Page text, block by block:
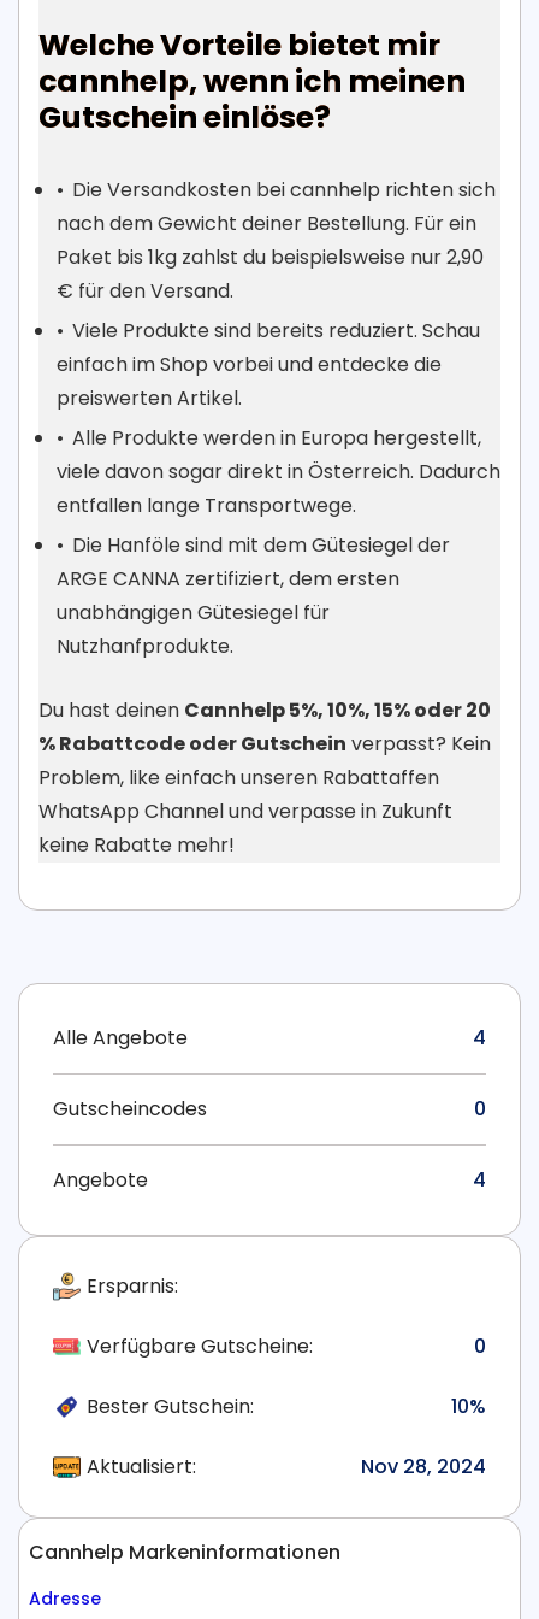
Welche Vorteile bietet mir
cannhelp, wenn ich meinen
Gutschein einlöse?
Die Versandkosten bei cannhelp richten sich
nach dem Gewicht deiner Bestellung. Für ein
Paket bis 1kg zahlst du beispielsweise nur 2,90
€ für den Versand.
Viele Produkte sind bereits reduziert. Schau
einfach im Shop vorbei und entdecke die
preiswerten Artikel.
Alle Produkte werden in Europa hergestellt,
viele davon sogar direkt in Österreich. Dadurch
entfallen lange Transportwege.
Die Hanföle sind mit dem Gütesiegel der
ARGE CANNA zertifiziert, dem ersten
unabhängigen Gütesiegel für
Nutzhanfprodukte.
Du hast deinen Cannhelp 5%, 10%, 15% oder 20
% Rabattcode oder Gutschein verpasst? Kein
Problem, like einfach unseren Rabattaffen
WhatsApp Channel und verpasse in Zukunft
keine Rabatte mehr!
Alle Angebote 4
Gutscheincodes 0
Angebote 4
Ersparnis:
Verfügbare Gutscheine: 0
Bester Gutschein: 10%
Aktualisiert: Nov 28, 2024
Cannhelp Markeninformationen
Adresse